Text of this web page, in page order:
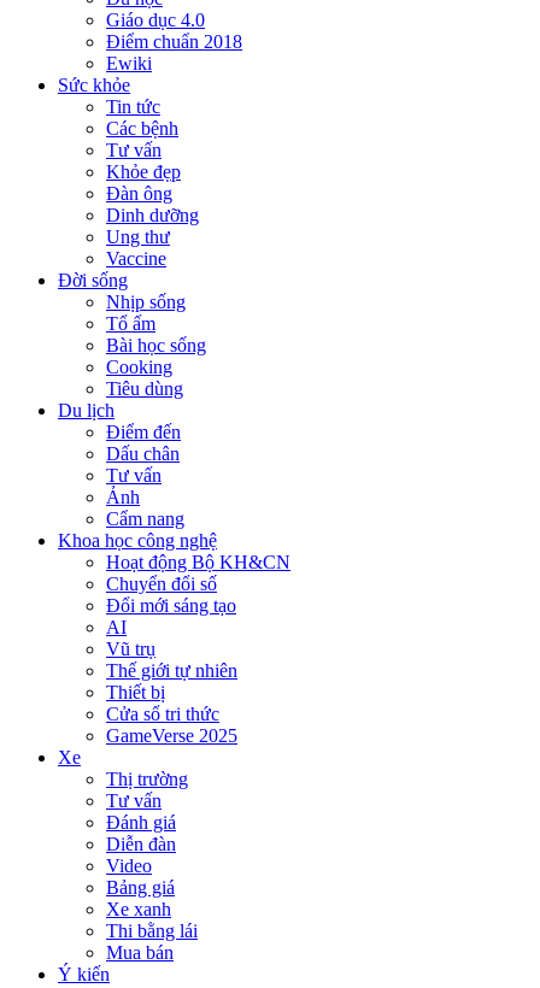
Giáo dục 4.0
Điểm chuẩn 2018
Ewiki
Sức khỏe
Tin tức
Các bệnh
Tư vấn
Khỏe đẹp
Đàn ông
Dinh dưỡng
Ung thư
Vaccine
Đời sống
Nhịp sống
Tổ ấm
Bài học sống
Cooking
Tiêu dùng
Du lịch
Điểm đến
Dấu chân
Tư vấn
Ảnh
Cẩm nang
Khoa học công nghệ
Hoạt động Bộ KH&CN
Chuyển đổi số
Đổi mới sáng tạo
AI
Vũ trụ
Thế giới tự nhiên
Thiết bị
Cửa sổ tri thức
GameVerse 2025
Xe
Thị trường
Tư vấn
Đánh giá
Diễn đàn
Video
Bảng giá
Xe xanh
Thi bằng lái
Mua bán
Ý kiến